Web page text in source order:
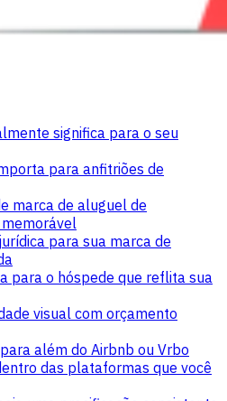
significa para o seu
para anfitriões de
marca de aluguel de
para sua marca de
para o hóspede que reflita sua
visual com orçamento
além do Airbnb ou Vrbo
das plataformas que você